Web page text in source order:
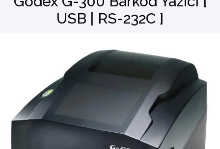
Barkod OkuyucuUSB | RS-232C ]